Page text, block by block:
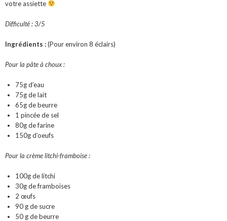
votre assiette
Difficulté : 3/5
Ingrédients :(Pour environ 8 éclairs)
Pour la pâte à choux :
75g d’eau
75g de lait
65g de beurre
1 pincée de sel
80g de farine
150g d’oeufs
Pour la crème litchi-framboise :
100g de litchi
30g de framboises
2 œufs
90 g de sucre
50 g de beurre